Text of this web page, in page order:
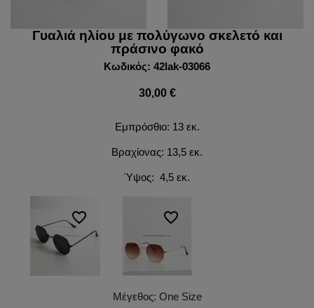
Γυαλιά ηλίου με πολύγωνο σκελετό και
πράσινο φακό
Κωδικός: 42lak-03066
30,00 €
Εμπρόσθιο: 13 εκ.
Βραχίονας: 13,5 εκ.
Ύψος: 4,5 εκ.
favorite_border favorite_border
Μέγεθος: One Size